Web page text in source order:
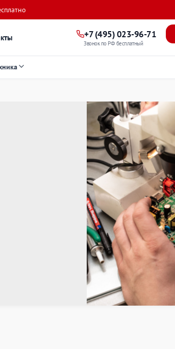
+7 (495) 023-96-71
Звонок по РФ бесплатный